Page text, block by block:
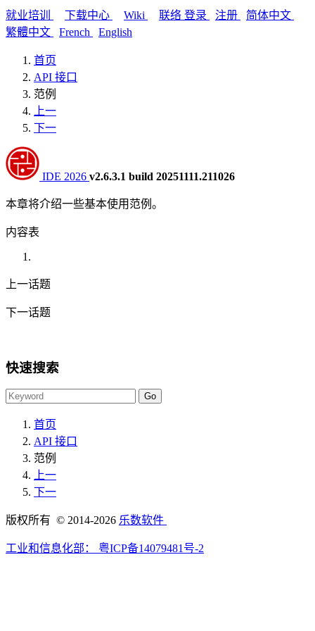
就业培训 下载中心 Wiki 联络 登录 注册
简体中文
繁體中文
French English
首页
API 接口
范例
上一
下一
IDE 2026 v2.6.3.1 build 20251111.211026
本章将介绍一些基本使用范例。
内容表
上一话题
下一话题
快速搜索
首页
API 接口
范例
上一
下一
版权所有 © 2014-2026 乐数软件
工业和信息化部： 粤ICP备14079481号-2